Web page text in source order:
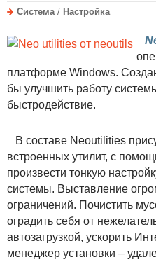
Система / Настройка
платформе Windows.
бы улучшить работу
быстродействие.
В составе Neoutilities
встроенных утилит, с
произвести тонкую
системы. Выставление
ограничений. Почистить
оградить себя от
автозагрузкой, ускорить
менеджер установки –